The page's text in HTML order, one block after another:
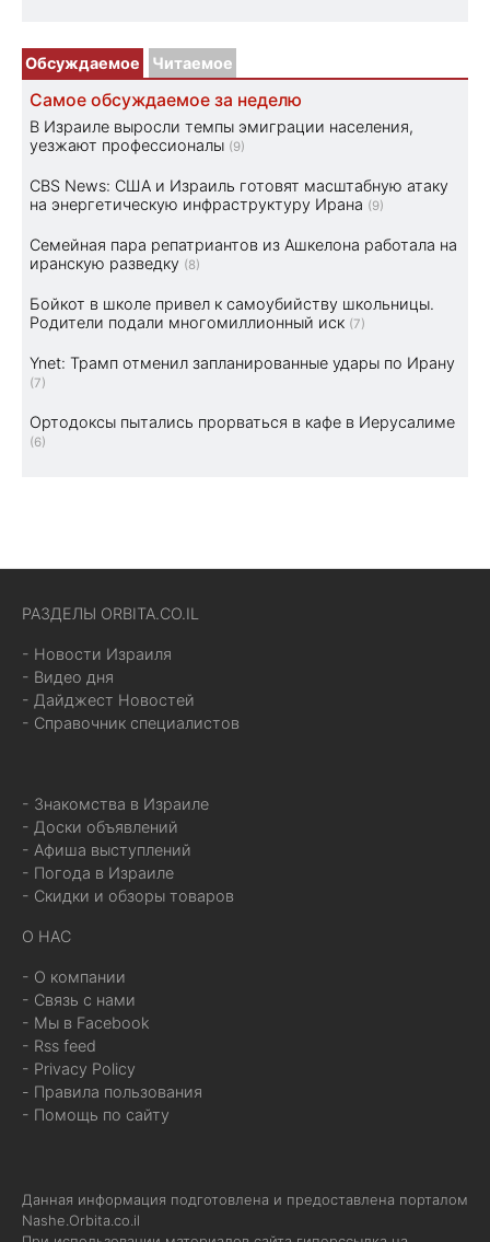
Обсуждаемое Читаемое
Самое обсуждаемое за неделю
В Израиле выросли темпы эмиграции населения,
уезжают профессионалы (9)
CBS News: США и Израиль готовят масштабную атаку
на энергетическую инфраструктуру Ирана (9)
Семейная пара репатриантов из Ашкелона работала на
иранскую разведку (8)
Бойкот в школе привел к самоубийству школьницы.
Родители подали многомиллионный иск (7)
Ynet: Трамп отменил запланированные удары по Ирану
(7)
Ортодоксы пытались прорваться в кафе в Иерусалиме
(6)
РАЗДЕЛЫ ORBITA.CO.IL
- Новости Израиля
- Видео дня
- Дайджест Новостей
- Справочник специалистов
- Знакомства в Израиле
- Доски объявлений
- Афиша выступлений
- Погода в Израиле
- Скидки и обзоры товаров
О НАС
- О компании
- Связь с нами
- Мы в Facebook
- Rss feed
- Privacy Policy
- Правила пользования
- Помощь по сайту
Данная информация подготовлена и предоставлена порталом
Nashe.Orbita.co.il